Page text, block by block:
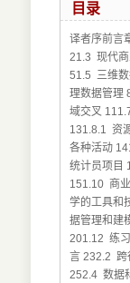
目录
译者序前言
21.3 现代
51.5 三维
理数据管理
域交叉
131.8.1 资
各种活动
统计员项目
151.10 商
学的工具和
据管理和建
201.12 练
言 232.2 跨
252.4 数据